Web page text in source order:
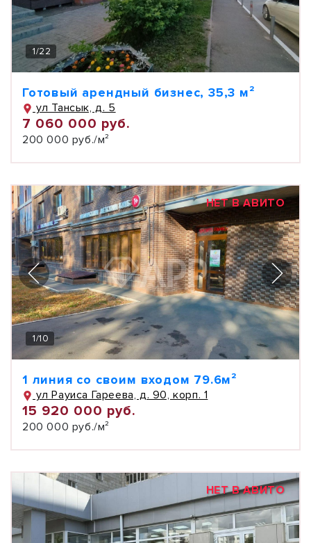
1/22
Готовый арендный бизнес, 35,3 м²
ул Тансык, д. 5
7 060 000 руб.
200 000 руб./м²
НЕТ В АВИТО
1/10
1 линия со своим входом 79.6м²
ул Рауиса Гареева, д. 90, корп. 1
15 920 000 руб.
200 000 руб./м²
НЕТ В АВИТО